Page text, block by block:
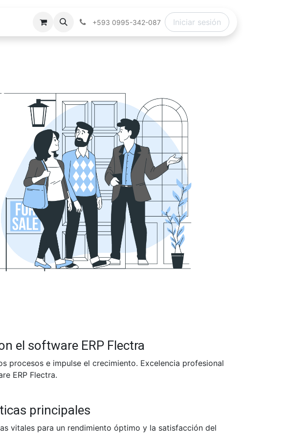
Hosting +593 0995-342-087 Iniciar sesión
el software ERP Flectra
procesos e impulse el crecimiento. Excelencia profesional
ERP Flectra.
principales
vitales para un rendimiento óptimo y la satisfacción del